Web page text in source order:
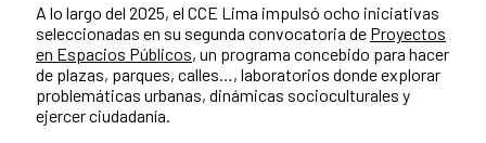
A lo largo del 2025, el CCE Lima impulsó ocho iniciativas
seleccionadas en su segunda convocatoria de Proyectos
en Espacios Públicos, un programa concebido para hacer
de plazas, parques, calles…, laboratorios donde explorar
problemáticas urbanas, dinámicas socioculturales y
ejercer ciudadanía.